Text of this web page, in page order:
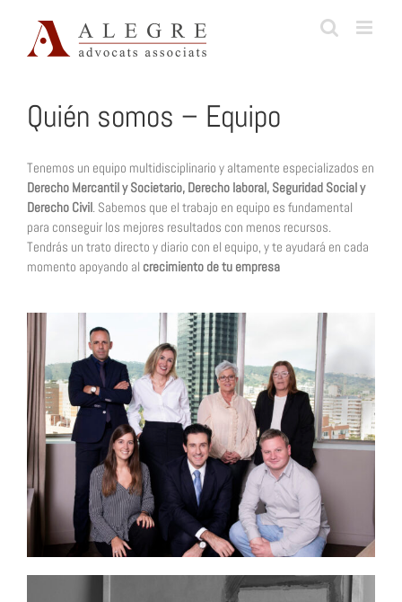
content
Quién somos – Equipo
Tenemos un equipo multidisciplinario y altamente especializados en
Derecho Mercantil y Societario, Derecho laboral, Seguridad Social y
Derecho Civil . Sabemos que el trabajo en equipo es fundamental
para conseguir los mejores resultados con menos recursos.
Tendrás un trato directo y diario con el equipo, y te ayudará en cada
momento apoyando al crecimiento de tu empresa